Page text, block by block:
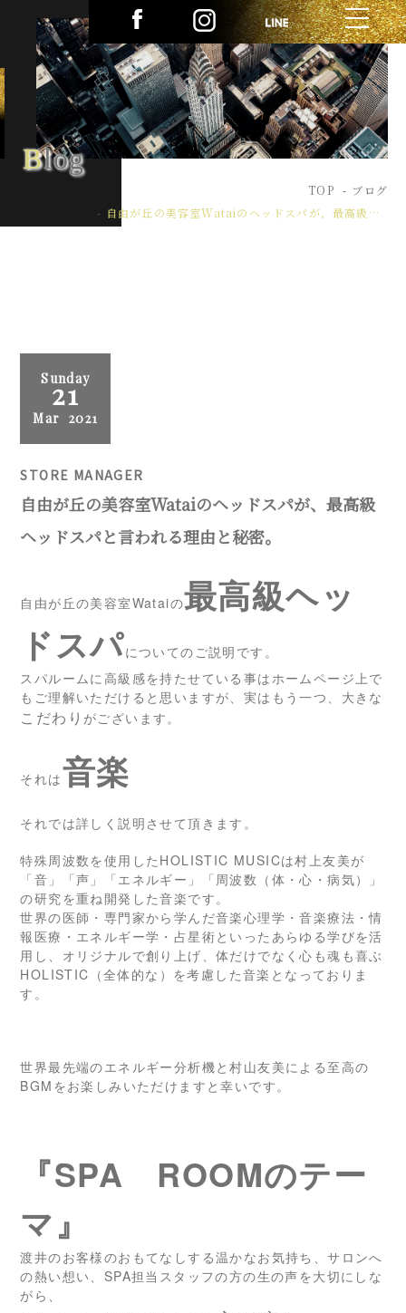
Blog
TOP
ブログ
自由が丘の美容室Wataiのヘッドスパが、最高級ヘッドスパと言われる理由と秘密。
Sunday
21
Mar 2021
STORE MANAGER
自由が丘の美容室Wataiのヘッドスパが、最高級
ヘッドスパと言われる理由と秘密。
自由が丘の美容室Wataiの最高級ヘッ
ドスパについてのご説明です。
スパルームに高級感を持たせている事はホームページ上で
もご理解いただけると思いますが、実はもう一つ、大きな
こだわり がございます。
それは音楽
それでは詳しく説明させて頂きます。
特殊周波数を使用したHOLISTIC MUSICは村上友美が
「音」「声」「エネルギー」「周波数（体・心・病気）」
の研究を重ね開発した音楽です。
世界の医師・専門家から学んだ音楽心理学・音楽療法・情
報医療・エネルギー学・占星術といったあらゆる学びを活
用し、オリジナルで創り上げ、体だけでなく心も魂も喜ぶ
HOLISTIC（全体的な）を考慮した音楽となっておりま
す。
世界最先端のエネルギー分析機と村山友美による至高の
BGMをお楽しみいただけますと幸いです。
『SPA ROOMのテー
マ』
渡井のお客様のおもてなしする温かなお気持ち、サロンへ
の熱い想い、SPA担当スタッフの方の生の声を大切にしな
がら、